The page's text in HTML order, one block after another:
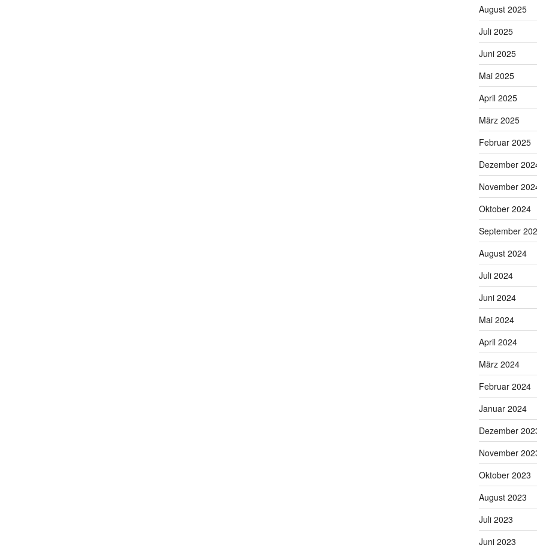
August 2025
Juli 2025
Juni 2025
Mai 2025
April 2025
März 2025
Februar 2025
Dezember
November
Oktober 2024
September
August 2024
Juli 2024
Juni 2024
Mai 2024
April 2024
März 2024
Februar 2024
Januar 2024
Dezember
November
Oktober 2023
August 2023
Juli 2023
Juni 2023